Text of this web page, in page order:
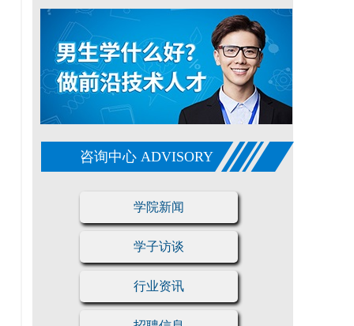
咨询中心 ADVISORY
学院新闻
学子访谈
行业资讯